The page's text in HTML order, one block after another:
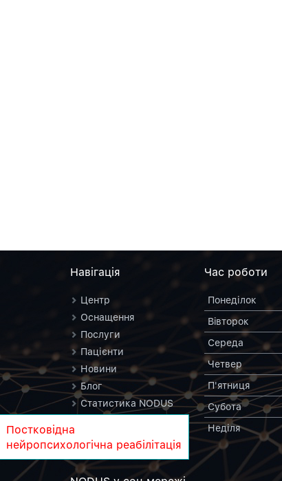
Навiгацiя
Центр
Оснащення
Послуги
Пацієнти
Новини
Блог
Статистика NODUS
NODUS у вікіпедії
Час роботи
Понеділок
Вiвторок
Середа
Четвер
П'ятниця
Субота
Неділя
Постковідна
нейропсихологічна реабілітація